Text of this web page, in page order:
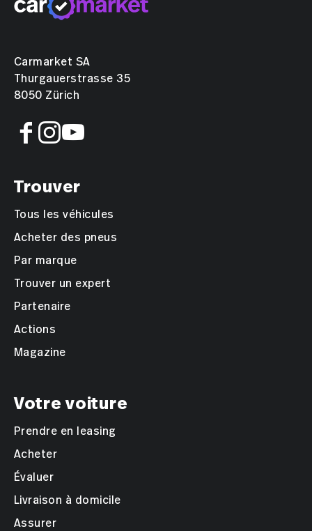
Carmarket SA
Thurgauerstrasse 35
8050 Zürich
Trouver
Tous les véhicules
Acheter des pneus
Par marque
Trouver un expert
Partenaire
Actions
Magazine
Votre voiture
Prendre en leasing
Acheter
Évaluer
Livraison à domicile
Assurer